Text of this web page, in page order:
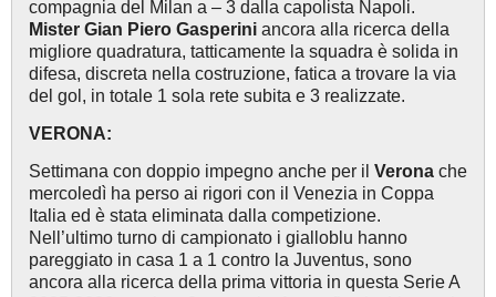
compagnia del Milan a – 3 dalla capolista Napoli.
Mister Gian Piero Gasperini ancora alla ricerca della
migliore quadratura, tatticamente la squadra è solida in
difesa, discreta nella costruzione, fatica a trovare la via
del gol, in totale 1 sola rete subita e 3 realizzate.
VERONA:
Settimana con doppio impegno anche per il Verona che
mercoledì ha perso ai rigori con il Venezia in Coppa
Italia ed è stata eliminata dalla competizione.
Nell’ultimo turno di campionato i gialloblu hanno
pareggiato in casa 1 a 1 contro la Juventus, sono
ancora alla ricerca della prima vittoria in questa Serie A